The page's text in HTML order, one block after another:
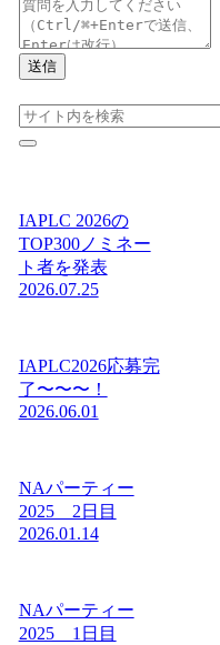
送信
IAPLC 2026の
TOP300ノミネー
ト者を発表
2026.07.25
IAPLC2026応募完
了〜〜〜！
2026.06.01
NAパーティー
2025 2日目
2026.01.14
NAパーティー
2025 1日目